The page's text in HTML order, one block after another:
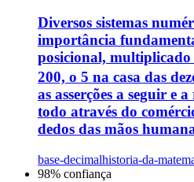
Diversos sistemas
importância
posicional, multiplicado
200, o 5 na casa das
as asserções a seguir
todo através do
dedos das mãos
base-decimalhistoria-da-
98% confiança